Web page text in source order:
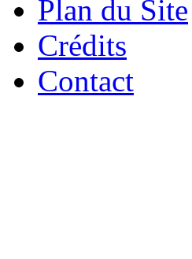
Plan du Site
Crédits
Contact